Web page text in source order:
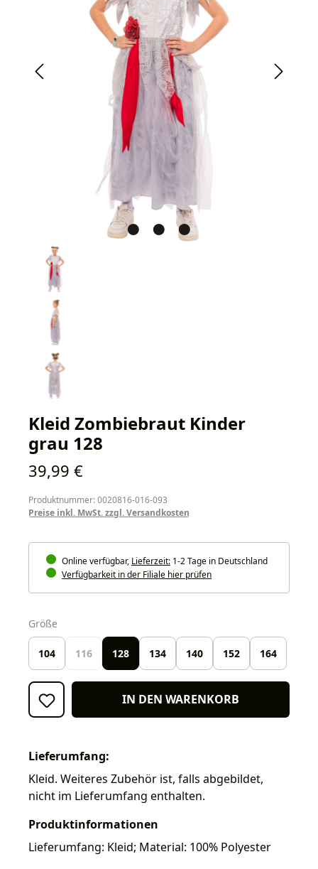
Kleid Zombiebraut Kinder
grau 128
Regulärer Preis:
39,99 €
Produktnummer: 0020816-016-093
Preise inkl. MwSt. zzgl. Versandkosten
Online verfügbar, Lieferzeit: 1-2 Tage in Deutschland
Verfügbarkeit in der Filiale hier prüfen
Größe
104 116 128 134 140 152 164
IN DEN WARENKORB
Lieferumfang:
Kleid. Weiteres Zubehör ist, falls abgebildet,
nicht im Lieferumfang enthalten.
Produktinformationen
Lieferumfang: Kleid; Material: 100% Polyester